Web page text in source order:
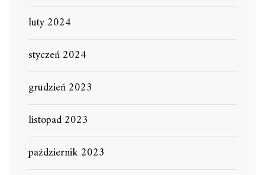
luty 2024
styczeń 2024
grudzień 2023
listopad 2023
październik 2023